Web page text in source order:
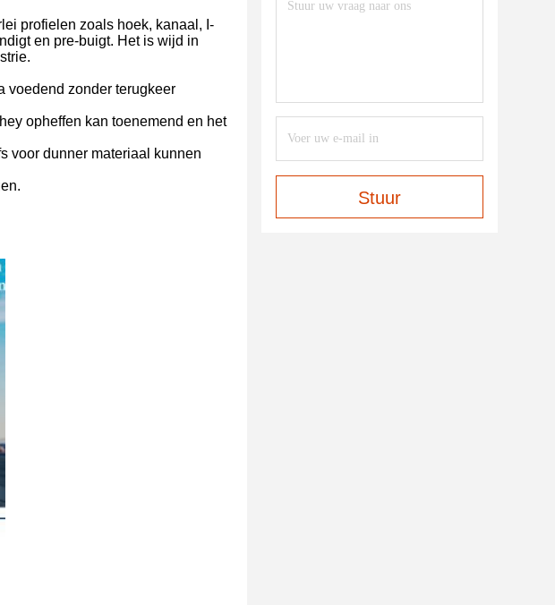
profielen zoals hoek, kanaal, I-
en pre-buigt. Het is wijd in
voedend zonder terugkeer
opheffen kan toenemend en het
voor dunner materiaal kunnen
Stuur